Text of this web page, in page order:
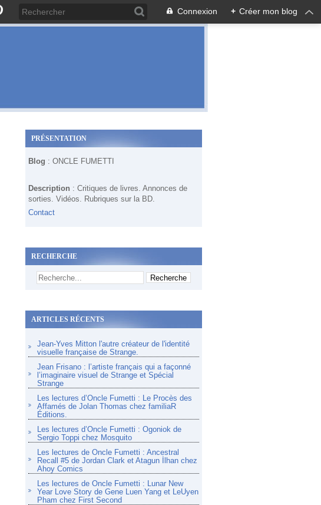
Connexion + Créer mon blog
PRÉSENTATION
Blog : ONCLE FUMETTI
Description : Critiques de livres. Annonces de
sorties. Vidéos. Rubriques sur la BD.
Contact
RECHERCHE
ARTICLES RÉCENTS
Jean-Yves Mitton l'autre créateur de l'identité
visuelle française de Strange.
Jean Frisano : l’artiste français qui a façonné
l’imaginaire visuel de Strange et Spécial
Strange
Les lectures d’Oncle Fumetti : Le Procès des
Affamés de Jolan Thomas chez familiaR
Éditions.
Les lectures d’Oncle Fumetti : Ogoniok de
Sergio Toppi chez Mosquito
Les lectures de Oncle Fumetti : Ancestral
Recall #5 de Jordan Clark et Atagun İlhan chez
Ahoy Comics
Les lectures de Oncle Fumetti : Lunar New
Year Love Story de Gene Luen Yang et LeUyen
Pham chez First Second